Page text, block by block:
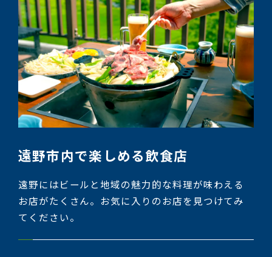
遠野市内で楽しめる飲食店
遠野にはビールと地域の魅力的な料理が味わえる
お店がたくさん。お気に入りのお店を見つけてみ
てください。